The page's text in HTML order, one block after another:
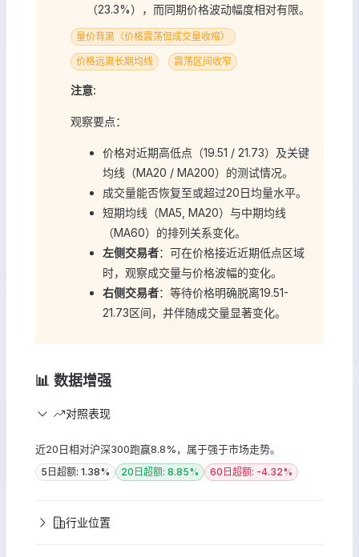
（23.3%），而同期价格波动幅度相对有限。
量价背离（价格震荡但成交量收缩）
价格远离长期均线 震荡区间收窄
注意:
观察要点：
价格对近期高低点（19.51 / 21.73）及关键
均线（MA20 / MA200）的测试情况。
成交量能否恢复至或超过20日均量水平。
短期均线（MA5, MA20）与中期均线
（MA60）的排列关系变化。
左侧交易者：可在价格接近近期低点区域
时，观察成交量与价格波幅的变化。
右侧交易者：等待价格明确脱离19.51-
21.73区间，并伴随成交量显著变化。
📊 数据增强
对照表现
近20日相对沪深300跑赢8.8%，属于强于市场走势。
5日超额: 1.38% 20日超额: 8.85% 60日超额: -4.32%
行业位置